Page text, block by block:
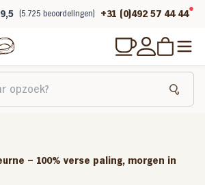
9,5 (5.725 beoordelingen) +31 (0)492 57 44 44
– 100% verse paling, morgen in